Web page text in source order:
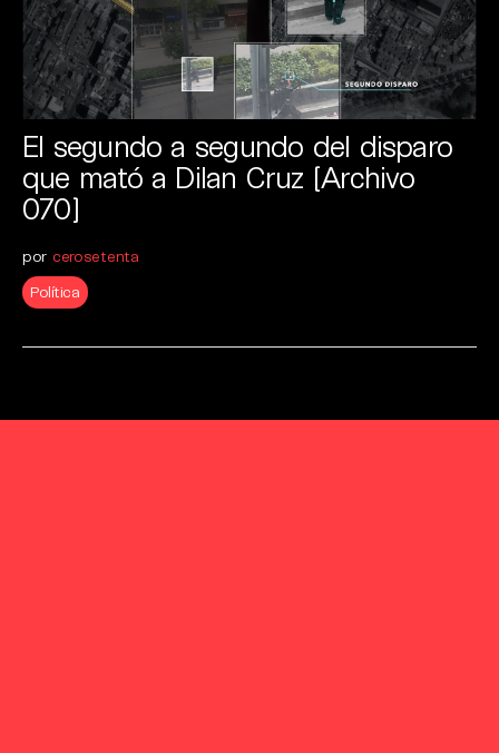
El segundo a segundo del disparo
que mató a Dilan Cruz [Archivo
070]
por cerosetenta
Política